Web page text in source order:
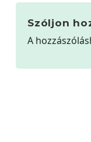
Szóljon
A